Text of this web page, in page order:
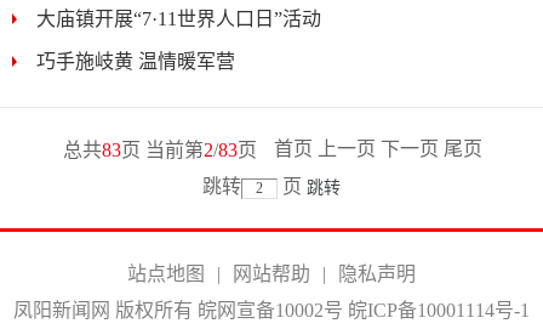
大庙镇开展“7·11世界人口日”活动
巧手施岐黄 温情暖军营
总共83页 当前第2/83页 首页 上一页 下一页 尾页
跳转
页
站点地图 | 网站帮助 |
隐私声明
凤阳新闻网 版权所有 皖网宣备10002号 皖ICP备10001114号-1